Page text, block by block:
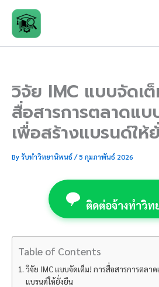
content
วิจัย IMC แบบจัดเ
สื่อสารการตลาดแ
เพื่อสร้างแบรนด์ให้
Byรับทำวิทยานิพนธ์/5 กุมภาพันธ์ 2026
ติดต่อจ้างทำวิ
Table of Contents
วิจัย IMC แบบจัดเต็ม! การสื่อสารการตลาด
แบรนด์ให้ยั่งยืน